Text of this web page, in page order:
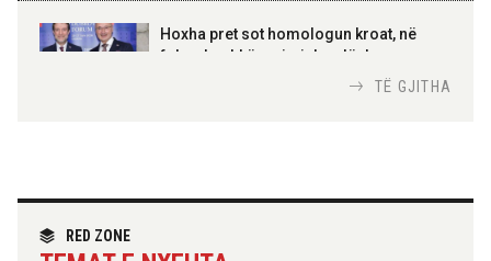
100-vjetori i themelimit të
Urdhrit të Skënderbeut
Hoxha pret sot homologun kroat, në
fokus bashkëpunimi dypalësh
partneritetit strategjik
TË GJITHA
RED ZONE